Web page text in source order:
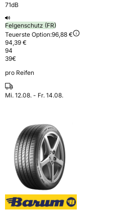
71dB
Felgenschutz (FR)
Teuerste Option:96,88 €
94,39 €
94
39€
pro Reifen
Mi. 12.08. - Fr. 14.08.